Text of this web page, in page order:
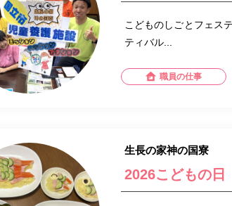
こどものしごとフェス
ティバル...
職員の仕事
生長の家神の国寮
2026こどもの日